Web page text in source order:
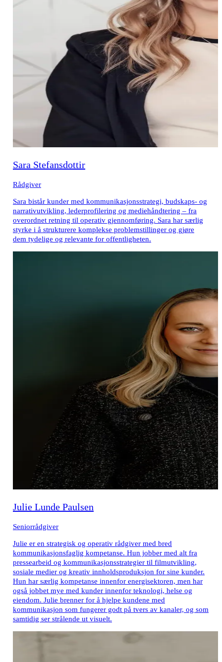
Sara Stefansdottir
Rådgiver
Sara bistår kunder med kommunikasjonsstrategi, budskaps- og
narrativutvikling, lederprofilering og mediehåndtering – fra
overordnet retning til operativ gjennomføring. Sara har særlig
styrke i å strukturere komplekse problemstillinger og gjøre
dem tydelige og relevante for offentligheten.
Julie Lunde Paulsen
Seniorrådgiver
Julie er en strategisk og operativ rådgiver med bred
kommunikasjonsfaglig kompetanse. Hun jobber med alt fra
pressearbeid og kommunikasjonsstrategier til filmutvikling,
sosiale medier og kreativ innholdsproduksjon for sine kunder.
Hun har særlig kompetanse innenfor energisektoren, men har
også jobbet mye med kunder innenfor teknologi, helse og
eiendom. Julie brenner for å hjelpe kundene med
kommunikasjon som fungerer godt på tvers av kanaler, og som
samtidig ser strålende ut visuelt.